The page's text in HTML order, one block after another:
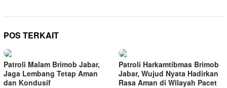
POS TERKAIT
Patroli Malam Brimob Jabar,
Jaga Lembang Tetap Aman
dan Kondusif
Patroli Harkamtibmas Brimob
Jabar, Wujud Nyata Hadirkan
Rasa Aman di Wilayah Pacet